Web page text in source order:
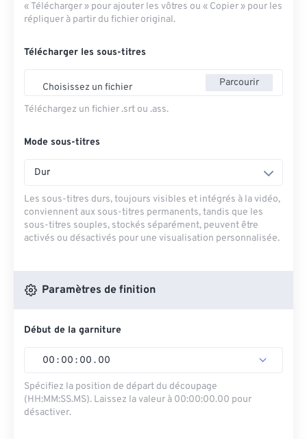
« Télécharger » pour ajouter les vôtres ou « Copier » pour les
répliquer à partir du fichier original.
Télécharger les sous-titres
Choisissez un fichier Parcourir
Téléchargez un fichier .srt ou .ass.
Mode sous-titres
Dur
Les sous-titres durs, toujours visibles et intégrés à la vidéo,
conviennent aux sous-titres permanents, tandis que les
sous-titres souples, stockés séparément, peuvent être
activés ou désactivés pour une visualisation personnalisée.
Paramètres de finition
Début de la garniture
00 : 00 : 00 . 00
Spécifiez la position de départ du découpage
(HH:MM:SS.MS). Laissez la valeur à 00:00:00.00 pour
désactiver.